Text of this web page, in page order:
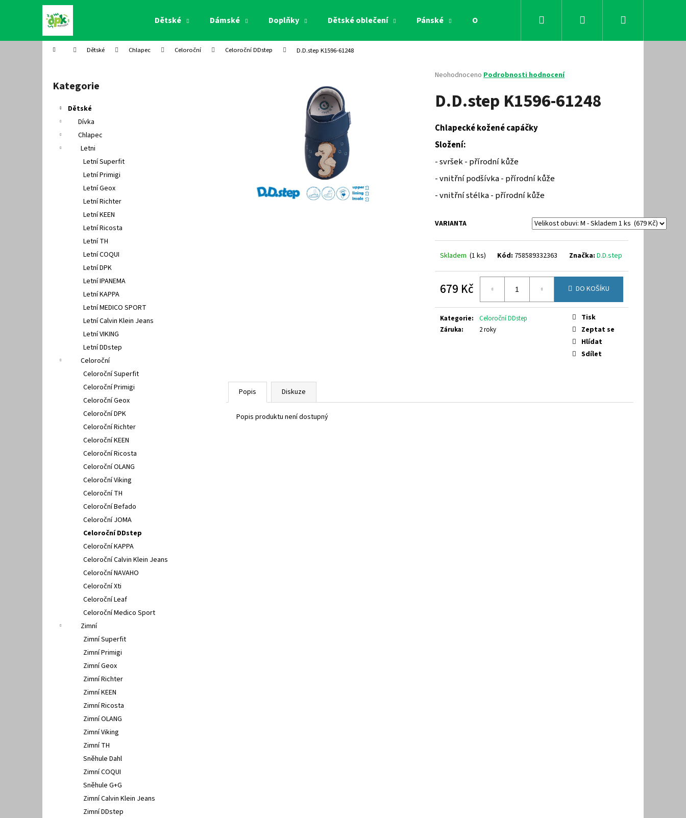
Dětské Dámské Doplňky Dětské oblečení Pánské Obchodní podmínky KontaktyPřihlášení
Domů Dětské Chlapec Celoroční Celoroční DDstep D.D.step K1596-61248
Přeskočit
kategorie
Kategorie
Dětské
Dívka
Chlapec
Letni
Letní Superfit
Letní Primigi
Letní Geox
Letní Richter
Letní KEEN
Letní Ricosta
Letní TH
Letní COQUI
Letní DPK
Letní IPANEMA
Letní KAPPA
Letní MEDICO SPORT
Letní Calvin Klein Jeans
Letní VIKING
Letní DDstep
Celoroční
Celoroční Superfit
Celoroční Primigi
Celoroční Geox
Celoroční DPK
Celoroční Richter
Celoroční KEEN
Celoroční Ricosta
Celoroční OLANG
Celoroční Viking
Celoroční TH
Celoroční Befado
Celoroční JOMA
Celoroční DDstep
Celoroční KAPPA
Celoroční Calvin Klein Jeans
Celoroční NAVAHO
Celoroční Xti
Celoroční Leaf
Celoroční Medico Sport
Zimní
Zimní Superfit
Zimní Primigi
Zimní Geox
Zimní Richter
Zimní KEEN
Zimní Ricosta
Zimní OLANG
Zimní Viking
Zimní TH
Sněhule Dahl
Zimní COQUI
Sněhule G+G
Zimní Calvin Klein Jeans
Zimní DDstep
Průměrné
produktu
je
z
5
hvězdiček.
Neohodnoceno Podrobnosti hodnocení
D.D.step K1596-61248
Chlapecké kožené capáčky
Složení:
- svršek - přírodní kůže
- vnitřní podšívka - přírodní kůže
- vnitřní stélka - přírodní kůže
VARIANTA
Skladem (1 ks) Kód: 758589332363 Značka: D.D.step
679 Kč
cena:
DO KOŠÍKU
Kategorie:
Celoroční DDstep
Záruka: 2 roky
Tisk
Zeptat se
Hlídat
Sdílet
Popis Diskuze
Popis produktu není dostupný
í
Zpět
do
Zpět
do
Co potřebujete najít?
Doporučujeme
PETER LEGWOOD AEQUOS DOLPHIN BLU
1 495 Kč